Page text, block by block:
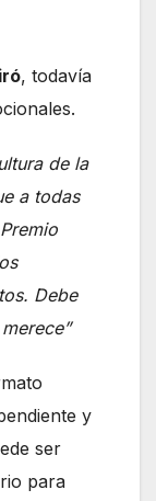
, todavía
de la
a todas
Debe
y
ser
para